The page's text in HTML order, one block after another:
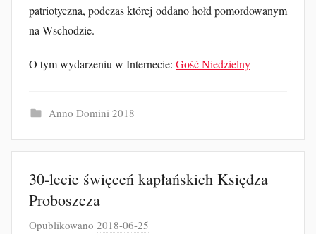
r
k
patriotyczna, podczas której oddano hołd pomordowanym
na Wschodzie.
O tym wydarzeniu w Internecie: Gość Niedzielny
Anno Domini 2018
30-lecie święceń kapłańskich Księdza
Proboszcza
Opublikowano 2018-06-25